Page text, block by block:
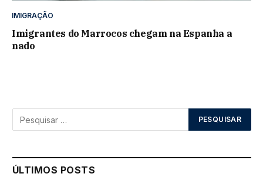
IMIGRAÇÃO
Imigrantes do Marrocos chegam na Espanha a
nado
ÚLTIMOS POSTS